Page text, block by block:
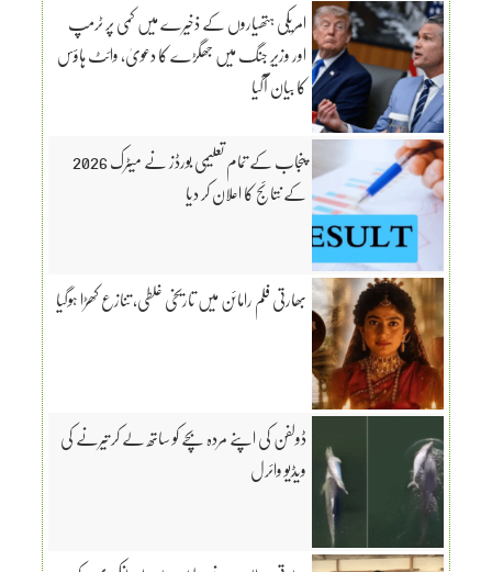
امریکی ہتھیاروں کے ذخیرے میں کمی پر ٹرمپ
اور وزیرِ جنگ میں جھگڑے کا دعویٰ، وائٹ ہاؤس
کا بیان آگیا
پنجاب کے تمام تعلیمی بورڈز نے میٹرک 2026
کے نتائج کا اعلان کر دیا
بھارتی فلم رامائن میں تاریخی غلطی، تنازع کھڑا ہوگیا
ڈولفن کی اپنے مردہ بچے کو ساتھ لے کر تیرنے کی
ویڈیو وائرل